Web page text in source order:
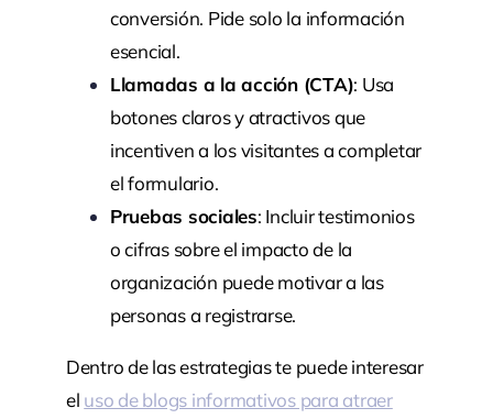
conversión. Pide solo la información
esencial.
Llamadas a la acción (CTA): Usa
botones claros y atractivos que
incentiven a los visitantes a completar
el formulario.
Pruebas sociales: Incluir testimonios
o cifras sobre el impacto de la
organización puede motivar a las
personas a registrarse.
Dentro de las estrategias te puede interesar
el uso de blogs informativos para atraer